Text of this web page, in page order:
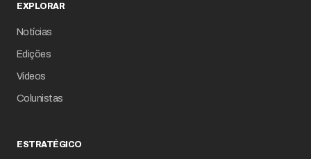
EXPLORAR
Notícias
Edições
Vídeos
Colunistas
ESTRATÉGICO